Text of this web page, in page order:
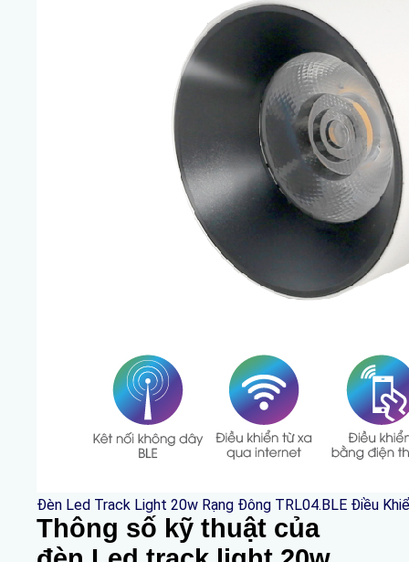
Đèn Led Track Light 20w Rạng Đông TRL04.BLE Điều
Thông số kỹ thuật của